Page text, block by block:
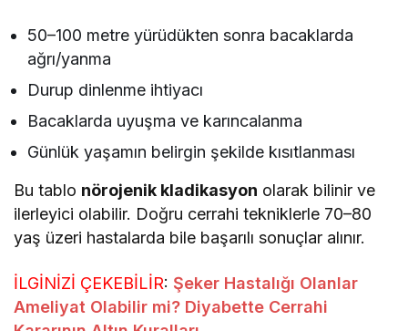
50–100 metre yürüdükten sonra bacaklarda
ağrı/yanma
Durup dinlenme ihtiyacı
Bacaklarda uyuşma ve karıncalanma
Günlük yaşamın belirgin şekilde kısıtlanması
Bu tablo nörojenik kladikasyon olarak bilinir ve
ilerleyici olabilir. Doğru cerrahi tekniklerle 70–80
yaş üzeri hastalarda bile başarılı sonuçlar alınır.
İLGİNİZİ ÇEKEBİLİR: Şeker Hastalığı Olanlar
Ameliyat Olabilir mi? Diyabette Cerrahi